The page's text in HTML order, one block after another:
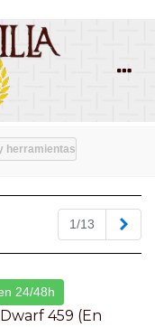
herramientas
1/13
24/48h
459 (en